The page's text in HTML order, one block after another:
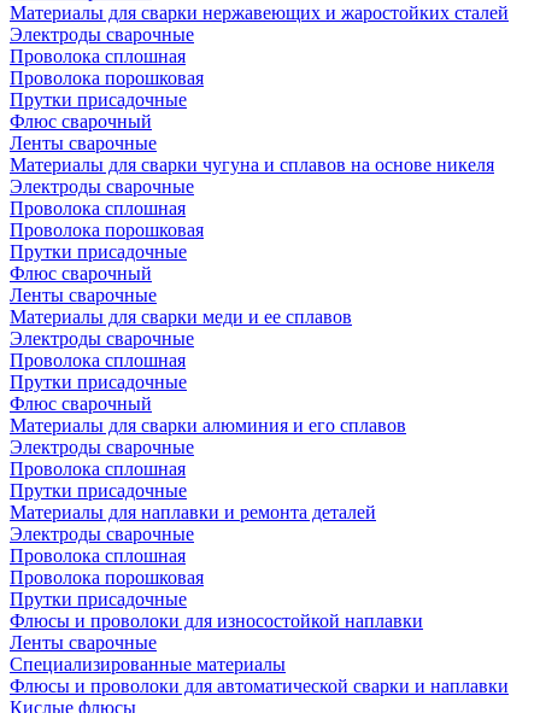
Материалы для сварки нержавеющих и жаростойких сталей
Электроды сварочные
Проволока сплошная
Проволока порошковая
Прутки присадочные
Флюс сварочный
Ленты сварочные
Материалы для сварки чугуна и сплавов на основе никеля
Электроды сварочные
Проволока сплошная
Проволока порошковая
Прутки присадочные
Флюс сварочный
Ленты сварочные
Материалы для сварки меди и ее сплавов
Электроды сварочные
Проволока сплошная
Прутки присадочные
Флюс сварочный
Материалы для сварки алюминия и его сплавов
Электроды сварочные
Проволока сплошная
Прутки присадочные
Материалы для наплавки и ремонта деталей
Электроды сварочные
Проволока сплошная
Проволока порошковая
Прутки присадочные
Флюсы и проволоки для износостойкой наплавки
Ленты сварочные
Специализированные материалы
Флюсы и проволоки для автоматической сварки и наплавки
Кислые флюсы